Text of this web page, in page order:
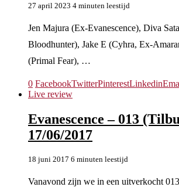
27 april 2023 4 minuten leestijd
Jen Majura (Ex-Evanescence), Diva
Bloodhunter), Jake E (Cyhra, Ex-
(Primal Fear), …
0 FacebookTwitterPinterestLinkedin
Live review
Evanescence – 013
17/06/2017
18 juni 2017 6 minuten leestijd
Vanavond zijn we in een uitverkocht